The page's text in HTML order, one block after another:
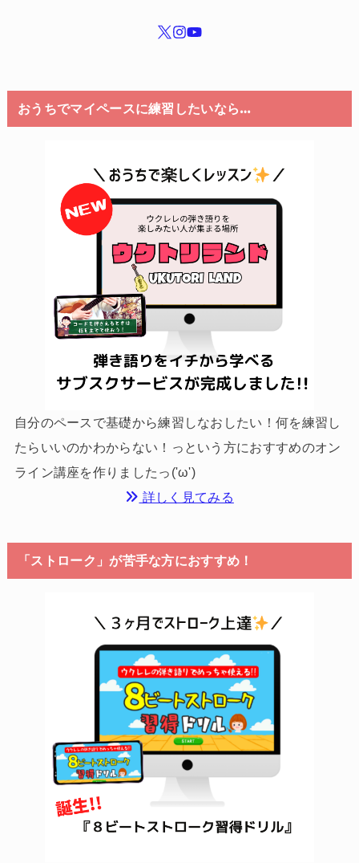
おうちでマイペースに練習したいなら…
自分のペースで基礎から練習しなおしたい！何を練習し
たらいいのかわからない！っという方におすすめのオン
ライン講座を作りましたっ('ω')
詳しく見てみる
「ストローク」が苦手な方におすすめ！